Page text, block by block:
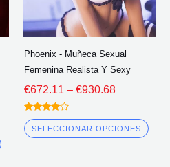
pueden
página
producto
Phoenix - Muñeca Sexual
Femenina Realista Y Sexy
€672.11 – €930.68
Calificado
4.00
fuera de 5
SELECCIONAR OPCIONES
se